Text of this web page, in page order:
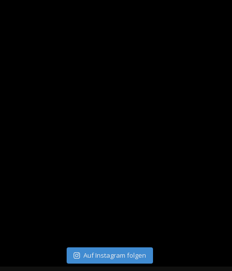
Auf Instagram folgen